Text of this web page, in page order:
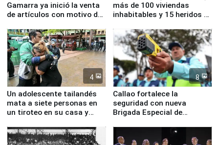
Gamarra ya inició la venta
de artículos con motivo de
más de 100 viviendas
inhabitables y 15 heridos en
4
Un adolescente tailandés
mata a siete personas en
un tiroteo en su casa y
8
Callao fortalece la
seguridad con nueva
Brigada Especial de
equipamiento para
Serenazgo